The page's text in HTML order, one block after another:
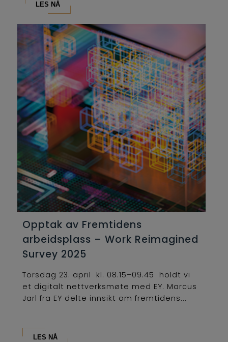
LES NÅ
Opptak av Fremtidens
arbeidsplass – Work Reimagined
Survey 2025
Torsdag 23. april kl. 08.15–09.45 holdt vi
et digitalt nettverksmøte med EY. Marcus
Jarl fra EY delte innsikt om fremtidens...
LES NÅ